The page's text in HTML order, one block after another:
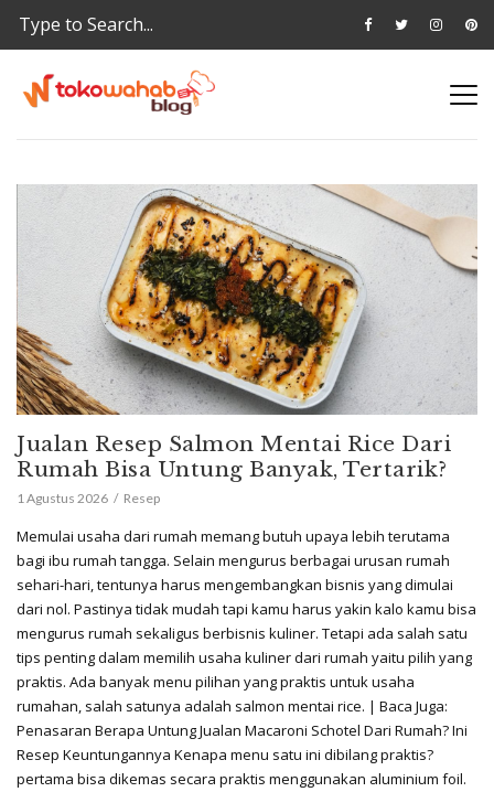
Jualan Resep Salmon Mentai Rice Dari
Rumah Bisa Untung Banyak, Tertarik?
1 Agustus 2026 Resep
Memulai usaha dari rumah memang butuh upaya lebih terutama
bagi ibu rumah tangga. Selain mengurus berbagai urusan rumah
sehari-hari, tentunya harus mengembangkan bisnis yang dimulai
dari nol. Pastinya tidak mudah tapi kamu harus yakin kalo kamu bisa
mengurus rumah sekaligus berbisnis kuliner. Tetapi ada salah satu
tips penting dalam memilih usaha kuliner dari rumah yaitu pilih yang
praktis. Ada banyak menu pilihan yang praktis untuk usaha
rumahan, salah satunya adalah salmon mentai rice. | Baca Juga:
Penasaran Berapa Untung Jualan Macaroni Schotel Dari Rumah? Ini
Resep Keuntungannya Kenapa menu satu ini dibilang praktis?
pertama bisa dikemas secara praktis menggunakan aluminium foil.